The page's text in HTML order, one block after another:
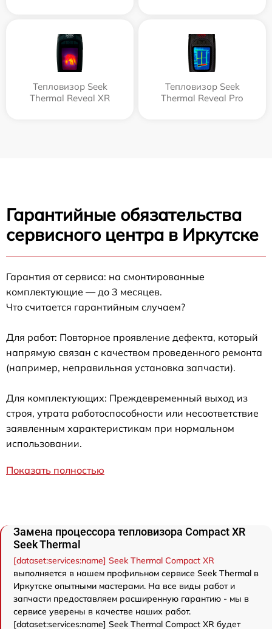
Тепловизор Seek
Thermal Reveal XR
Тепловизор Seek
Thermal Reveal Pro
Гарантийные обязательства
сервисного центра в Иркутске
Гарантия от сервиса: на смонтированные
комплектующие — до 3 месяцев.
Что считается гарантийным случаем?
Для работ: Повторное проявление дефекта, который
напрямую связан с качеством проведенного ремонта
(например, неправильная установка запчасти).
Для комплектующих: Преждевременный выход из
строя, утрата работоспособности или несоответствие
заявленным характеристикам при нормальном
использовании.
Показать полностью
Замена процессора тепловизора Compact XR
Seek Thermal
[dataset:services:name] Seek Thermal Compact XR
выполняется в нашем профильном сервисе Seek Thermal в
Иркутске опытными мастерами. На все виды работ и
запчасти предоставляем расширенную гарантию - мы в
сервисе уверены в качестве наших работ.
[dataset:services:name] Seek Thermal Compact XR будет